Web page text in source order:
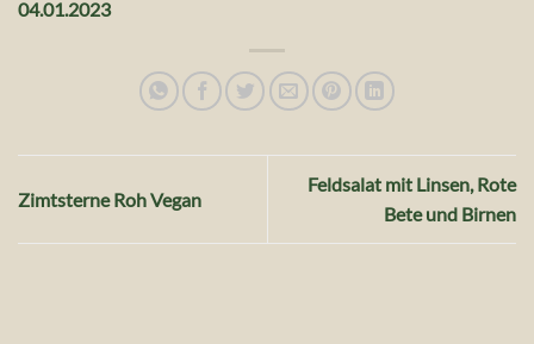
04.01.2023
Zimtsterne Roh Vegan
Feldsalat mit Linsen, Rote
Bete und Birnen